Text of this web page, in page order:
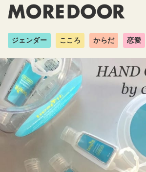
ジェンダー こころ からだ 恋愛